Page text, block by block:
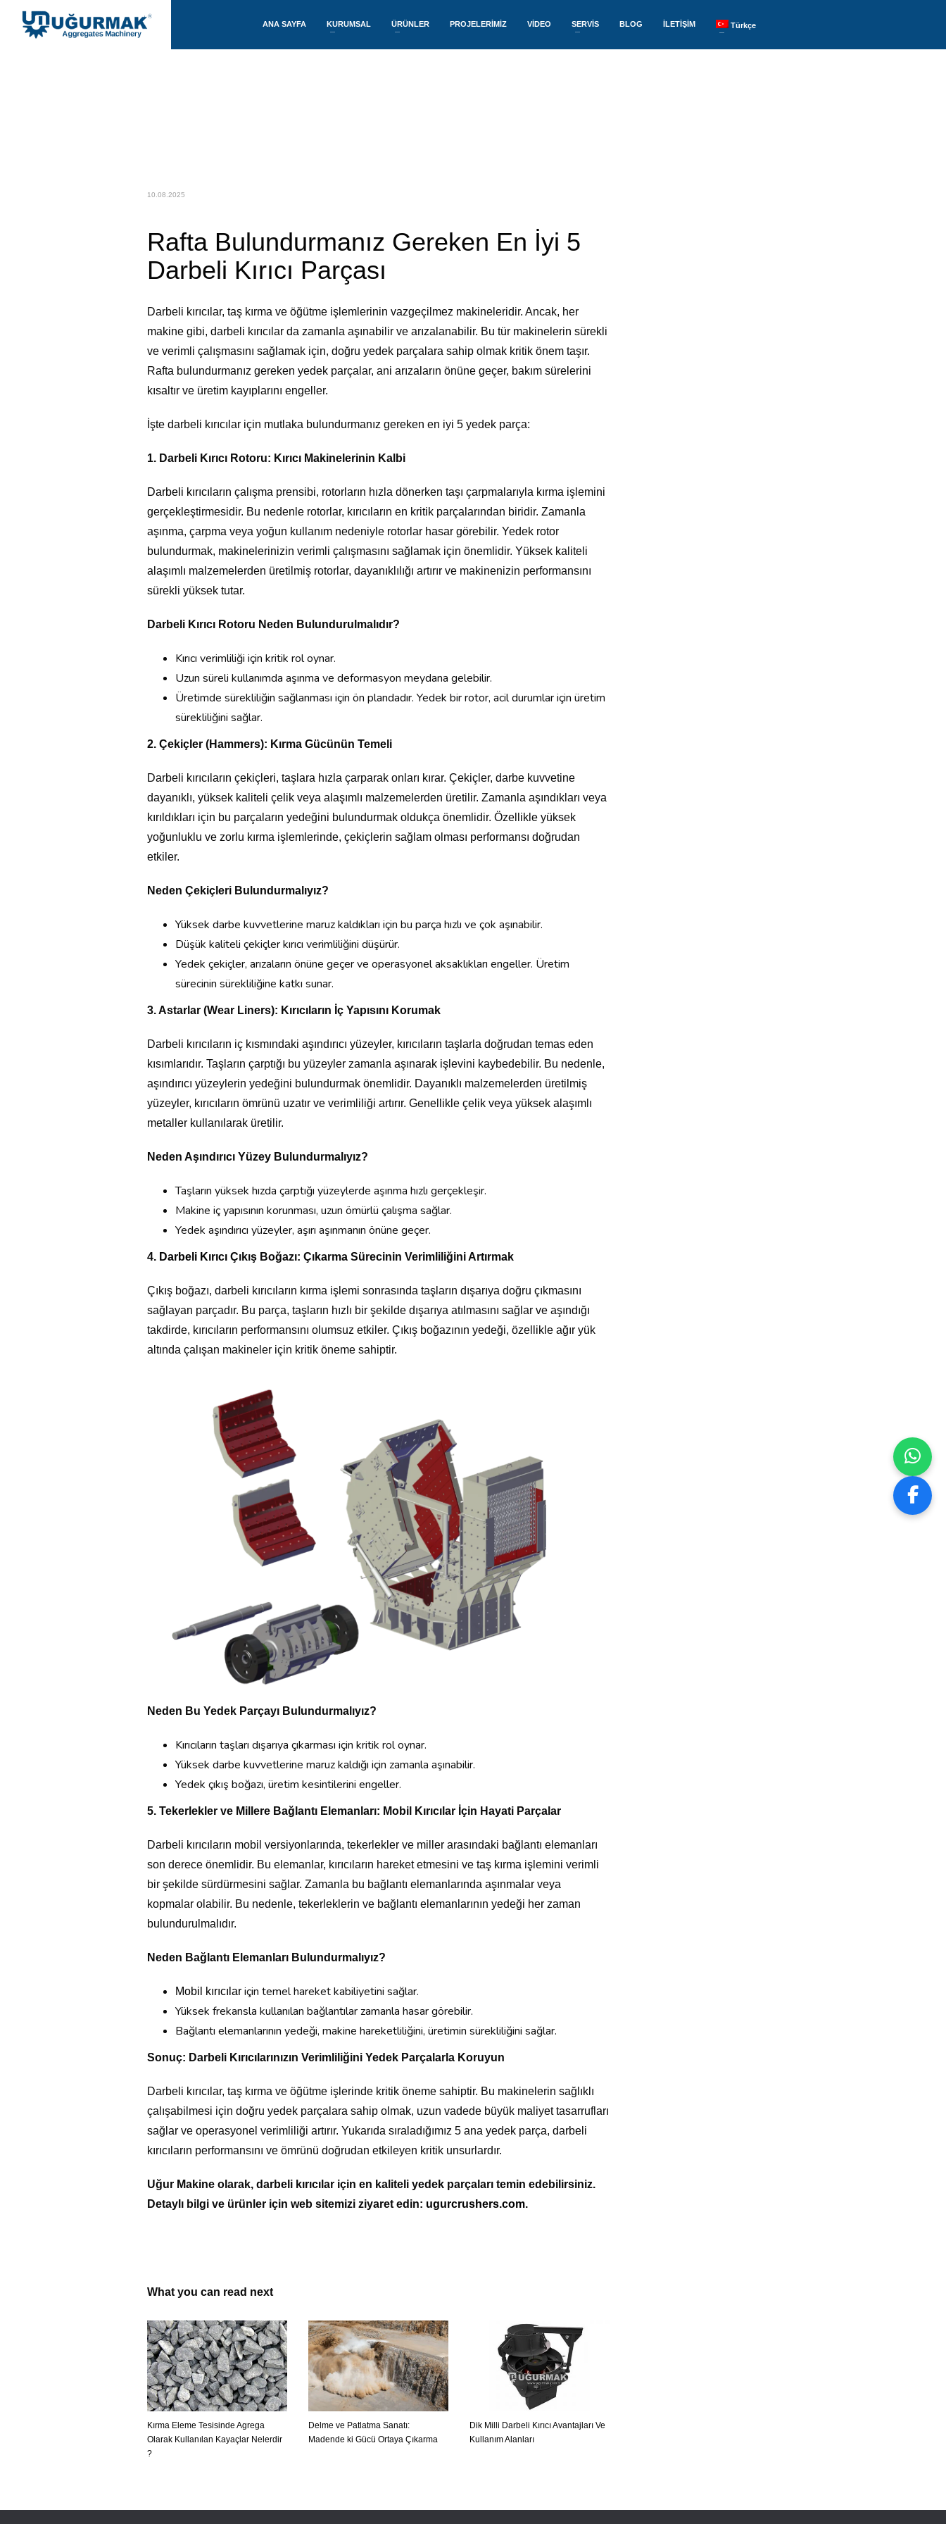
ANA SAYFA KURUMSAL ÜRÜNLER PROJELERİMİZ VİDEO SERVİS BLOG İLETİŞİM Türkçe
10.08.2025
Rafta Bulundurmanız Gereken En İyi 5
Darbeli Kırıcı Parçası
Darbeli kırıcılar, taş kırma ve öğütme işlemlerinin vazgeçilmez makineleridir. Ancak, her
makine gibi, darbeli kırıcılar da zamanla aşınabilir ve arızalanabilir. Bu tür makinelerin sürekli
ve verimli çalışmasını sağlamak için, doğru yedek parçalara sahip olmak kritik önem taşır.
Rafta bulundurmanız gereken yedek parçalar, ani arızaların önüne geçer, bakım sürelerini
kısaltır ve üretim kayıplarını engeller.
İşte darbeli kırıcılar için mutlaka bulundurmanız gereken en iyi 5 yedek parça:
1. Darbeli Kırıcı Rotoru: Kırıcı Makinelerinin Kalbi
Darbeli kırıcı ların çalışma prensibi, rotorların hızla dönerken taşı çarpmalarıyla kırma işlemini
gerçekleştirmesidir. Bu nedenle rotorlar, kırıcıların en kritik parçalarından biridir. Zamanla
aşınma, çarpma veya yoğun kullanım nedeniyle rotorlar hasar görebilir. Yedek rotor
bulundurmak, makinelerinizin verimli çalışmasını sağlamak için önemlidir. Yüksek kaliteli
alaşımlı malzemelerden üretilmiş rotorlar, dayanıklılığı artırır ve makinenizin performansını
sürekli yüksek tutar.
Darbeli Kırıcı Rotoru Neden Bulundurulmalıdır?
Kırıcı verimliliği için kritik rol oynar.
Uzun süreli kullanımda aşınma ve deformasyon meydana gelebilir.
Üretimde sürekliliğin sağlanması için ön plandadır. Yedek bir rotor, acil durumlar için üretim
sürekliliğini sağlar.
2. Çekiçler (Hammers): Kırma Gücünün Temeli
Darbeli kırıcıların çekiçleri, taşlara hızla çarparak onları kırar. Çekiçler, darbe kuvvetine
dayanıklı, yüksek kaliteli çelik veya alaşımlı malzemelerden üretilir. Zamanla aşındıkları veya
kırıldıkları için bu parçaların yedeğini bulundurmak oldukça önemlidir. Özellikle yüksek
yoğunluklu ve zorlu kırma işlemlerinde, çekiçlerin sağlam olması performansı doğrudan
etkiler.
Neden Çekiçleri Bulundurmalıyız?
Yüksek darbe kuvvetlerine maruz kaldıkları için bu parça hızlı ve çok aşınabilir.
Düşük kaliteli çekiçler kırıcı verimliliğini düşürür.
Yedek çekiçler, arızaların önüne geçer ve operasyonel aksaklıkları engeller. Üretim
sürecinin sürekliliğine katkı sunar.
3. Astarlar (Wear Liners): Kırıcıların İç Yapısını Korumak
Darbeli kırıcıların iç kısmındaki aşındırıcı yüzeyler, kırıcıların taşlarla doğrudan temas eden
kısımlarıdır. Taşların çarptığı bu yüzeyler zamanla aşınarak işlevini kaybedebilir. Bu nedenle,
aşındırıcı yüzeylerin yedeğini bulundurmak önemlidir. Dayanıklı malzemelerden üretilmiş
yüzeyler, kırıcıların ömrünü uzatır ve verimliliği artırır. Genellikle çelik veya yüksek alaşımlı
metaller kullanılarak üretilir.
Neden Aşındırıcı Yüzey Bulundurmalıyız?
Taşların yüksek hızda çarptığı yüzeylerde aşınma hızlı gerçekleşir.
Makine iç yapısının korunması, uzun ömürlü çalışma sağlar.
Yedek aşındırıcı yüzeyler, aşırı aşınmanın önüne geçer.
4. Darbeli KırıcıÇıkış Boğazı: Çıkarma Sürecinin Verimliliğini Artırmak
Çıkış boğazı, darbeli kırıcıların kırma işlemi sonrasında taşların dışarıya doğru çıkmasını
sağlayan parçadır. Bu parça, taşların hızlı bir şekilde dışarıya atılmasını sağlar ve aşındığı
takdirde, kırıcıların performansını olumsuz etkiler. Çıkış boğazının yedeği, özellikle ağır yük
altında çalışan makineler için kritik öneme sahiptir.
Neden Bu Yedek Parçayı Bulundurmalıyız?
Kırıcıların taşları dışarıya çıkarması için kritik rol oynar.
Yüksek darbe kuvvetlerine maruz kaldığı için zamanla aşınabilir.
Yedek çıkış boğazı, üretim kesintilerini engeller.
5. Tekerlekler ve Millere Bağlantı Elemanları: Mobil Kırıcılar İçin Hayati Parçalar
Darbeli kırıcıların mobil versiyonlarında, tekerlekler ve miller arasındaki bağlantı elemanları
son derece önemlidir. Bu elemanlar, kırıcıların hareket etmesini ve taş kırma işlemini verimli
bir şekilde sürdürmesini sağlar. Zamanla bu bağlantı elemanlarında aşınmalar veya
kopmalar olabilir. Bu nedenle, tekerleklerin ve bağlantı elemanlarının yedeği her zaman
bulundurulmalıdır.
Neden Bağlantı Elemanları Bulundurmalıyız?
Mobil kırıcılar için temel hareket kabiliyetini sağlar.
Yüksek frekansla kullanılan bağlantılar zamanla hasar görebilir.
Bağlantı elemanlarının yedeği, makine hareketliliğini, üretimin sürekliliğini sağlar.
Sonuç: Darbeli Kırıcılarınızın Verimliliğini Yedek Parçalarla Koruyun
Darbeli kırıcılar, taş kırma ve öğütme işlerinde kritik öneme sahiptir. Bu makinelerin sağlıklı
çalışabilmesi için doğru yedek parçalara sahip olmak, uzun vadede büyük maliyet tasarrufları
sağlar ve operasyonel verimliliği artırır. Yukarıda sıraladığımız 5 ana yedek parça, darbeli
kırıcıların performansını ve ömrünü doğrudan etkileyen kritik unsurlardır.
Uğur Makine olarak, darbeli kırıcılar için en kaliteli yedek parçaları temin edebilirsiniz.
Detaylı bilgi ve ürünler için web sitemizi ziyaret edin: ugurcrushers.com.
What you can read next
Kırma Eleme Tesisinde Agrega
Olarak Kullanılan Kayaçlar Nelerdir
?
Delme ve Patlatma Sanatı:
Madende ki Gücü Ortaya Çıkarma
Dik Milli Darbeli Kırıcı Avantajları Ve
Kullanım Alanları